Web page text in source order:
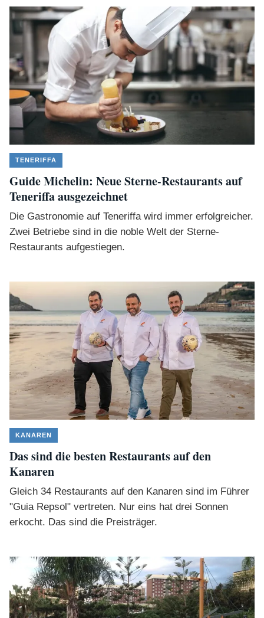
TENERIFFA
Guide Michelin: Neue Sterne-Restaurants auf
Teneriffa ausgezeichnet
Die Gastronomie auf Teneriffa wird immer erfolgreicher.
Zwei Betriebe sind in die noble Welt der Sterne-
Restaurants aufgestiegen.
KANAREN
Das sind die besten Restaurants auf den
Kanaren
Gleich 34 Restaurants auf den Kanaren sind im Führer
"Guia Repsol" vertreten. Nur eins hat drei Sonnen
erkocht. Das sind die Preisträger.